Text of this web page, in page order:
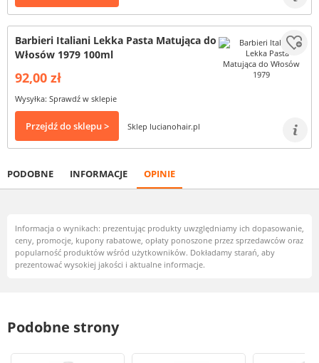
Barbieri Italiani Lekka Pasta Matująca do
Włosów 1979 100ml
92,00 zł
Wysyłka: Sprawdź w sklepie
Przejdź do sklepu > Sklep lucianohair.pl
PODOBNE INFORMACJE OPINIE
Informacja o wynikach: prezentując produkty uwzględniamy ich dopasowanie,
ceny, promocje, kupony rabatowe, opłaty ponoszone przez sprzedawców oraz
popularność produktów wśród użytkowników. Dokładamy starań, aby
prezentować wysokiej jakości i aktualne informacje.
Podobne strony